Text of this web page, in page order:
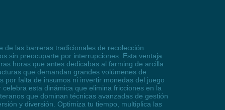
las barreras tradicionales de recolección.
sin preocuparte por interrupciones. Esta ventaja
horas que antes dedicabas al farming de arcilla
que demandan grandes volúmenes de
por falta de insumos ni invertir monedas del juego
esta dinámica que elimina fricciones en la
que dominan técnicas avanzadas de gestión
y diversión. Optimiza tu tiempo, multiplica las